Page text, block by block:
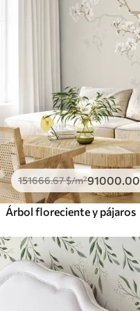
151666.67$/m²91000.00
Árbol floreciente y pájaros